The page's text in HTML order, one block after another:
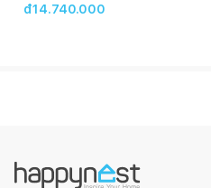
đ14.740.000